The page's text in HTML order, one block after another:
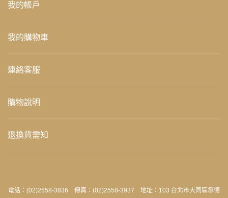
我的帳戶
我的購物車
連絡客服
購物說明
退換貨需知
電話：(02)2558-3836 傳真：(02)2558-3937 地址：103 台北市大同區承德